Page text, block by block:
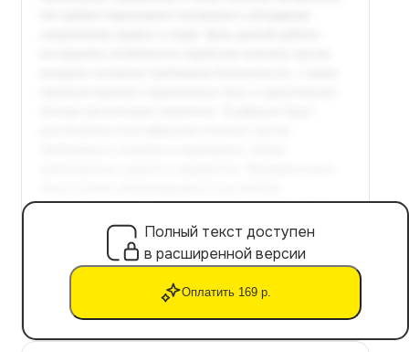
Полный текст доступен
в расширенной версии
Оплатить 169 р.